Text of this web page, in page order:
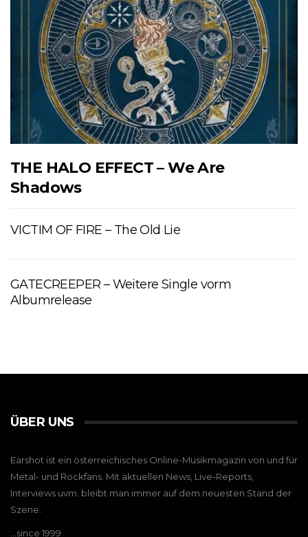
THE HALO EFFECT – We Are
Shadows
VICTIM OF FIRE – The Old Lie
GATECREEPER – Weitere Single vorm
Albumrelease
ÜBER UNS
Earshot ist ein österreichisches Online-Musikmagazin von und für
Metal- und Rockfans. Mit aktuellen News, Live-Reports,
Interviews uvm. bleibt man immer auf dem neuesten Stand der
Szene.
…since 1999